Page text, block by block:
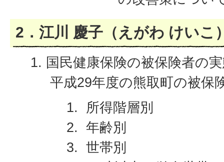
2．江川 慶子（えがわ けいこ
国民健康保険の被保険者の
平成29年度の熊取町の被保
所得階層別
年齢別
世帯別